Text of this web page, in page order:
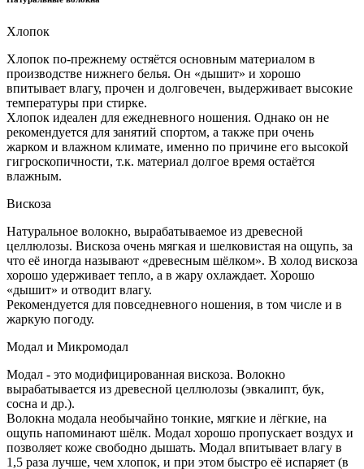
Хлопок
Хлопок по-прежнему остяётся основным материалом в
производстве нижнего белья. Он «дышит» и хорошо
впитывает влагу, прочен и долговечен, выдерживает высокие
температуры при стирке.
Хлопок идеален для ежедневного ношения. Однако он не
рекомендуется для занятий спортом, а также при очень
жарком и влажном климате, именно по причине его высокой
гигроскопичности, т.к. материал долгое время остаётся
влажным.
Вискоза
Натуральное волокно, вырабатываемое из древесной
целлюлозы. Вискоза очень мягкая и шелковистая на ощупь, за
что её иногда называют «древесным шёлком». В холод вискоза
хорошо удерживает тепло, а в жару охлаждает. Хорошо
«дышит» и отводит влагу.
Рекомендуется для повседневного ношения, в том числе и в
жаркую погоду.
Модал и Микромодал
Модал - это модифицированная вискоза. Волокно
вырабатывается из древесной целлюлозы (эвкалипт, бук,
сосна и др.).
Волокна модала необычайно тонкие, мягкие и лёгкие, на
ощупь напоминают шёлк. Модал хорошо пропускает воздух и
позволяет коже свободно дышать. Модал впитывает влагу в
1,5 раза лучше, чем хлопок, и при этом быстро её испаряет (в